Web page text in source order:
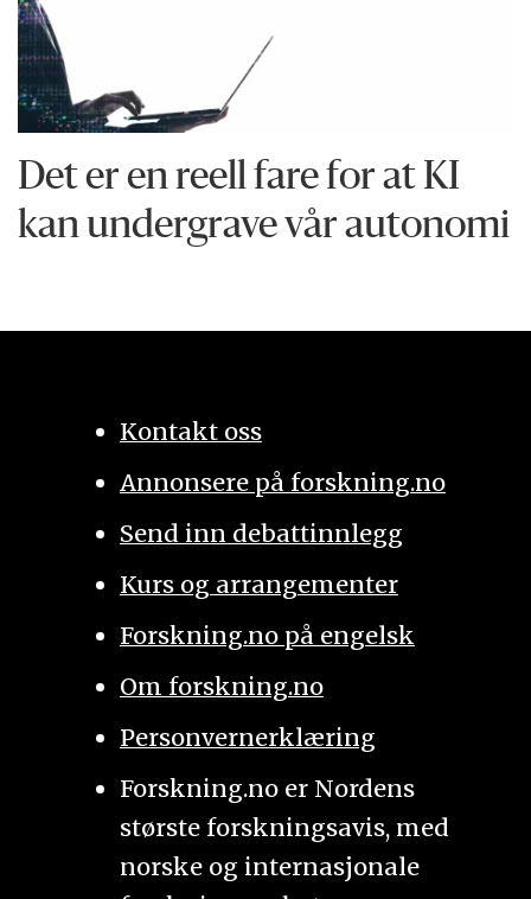
Det er en reell fare for at KI
kan undergrave vår autonomi
Kontakt oss
Annonsere på forskning.no
Send inn debattinnlegg
Kurs og arrangementer
Forskning.no på engelsk
Om forskning.no
Personvernerklæring
Forskning.no er Nordens
største forskningsavis, med
norske og internasjonale